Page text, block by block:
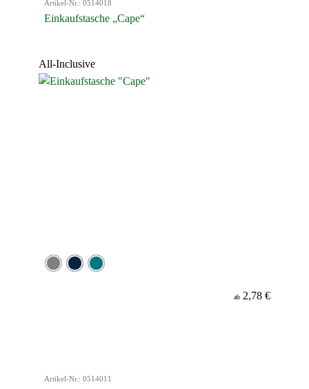
Artikel-Nr.: 0514018
Einkaufstasche „Cape“
All-Inclusive
ab 2,78 €
Artikel-Nr.: 0514011